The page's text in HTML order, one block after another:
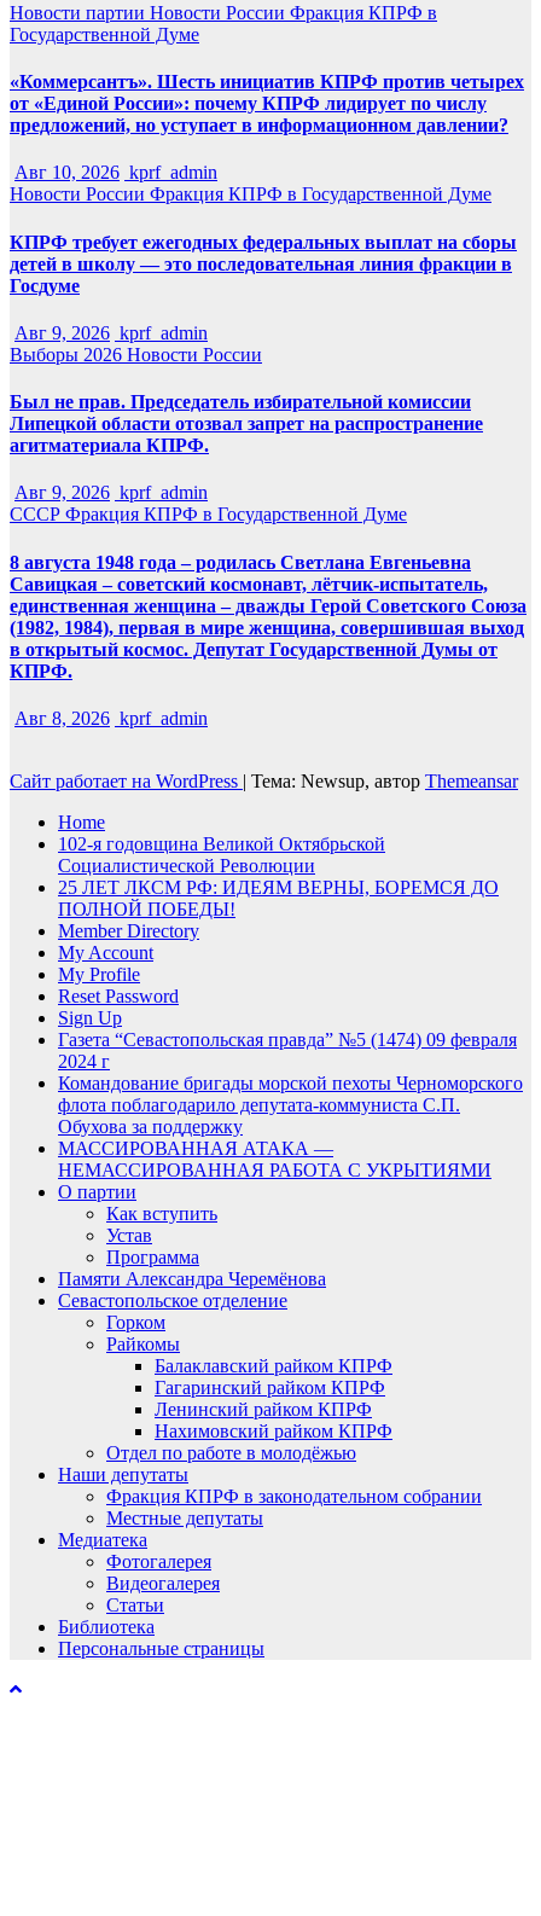
Новости партии Новости России Фракция КПРФ в
Государственной Думе
«Коммерсантъ». Шесть инициатив КПРФ против четырех
от «Единой России»: почему КПРФ лидирует по числу
предложений, но уступает в информационном давлении?
Авг 10, 2026 kprf_admin
Новости России Фракция КПРФ в Государственной Думе
КПРФ требует ежегодных федеральных выплат на сборы
детей в школу — это последовательная линия фракции в
Госдуме
Авг 9, 2026 kprf_admin
Выборы 2026 Новости России
Был не прав. Председатель избирательной комиссии
Липецкой области отозвал запрет на распространение
агитматериала КПРФ.
Авг 9, 2026 kprf_admin
СССР Фракция КПРФ в Государственной Думе
8 августа 1948 года – родилась Светлана Евгеньевна
Савицкая – советский космонавт, лётчик-испытатель,
единственная женщина – дважды Герой Советского Союза
(1982, 1984), первая в мире женщина, совершившая выход
в открытый космос. Депутат Государственной Думы от
КПРФ.
Авг 8, 2026 kprf_admin
Сайт работает на WordPress | Тема: Newsup, автор Themeansar
Home
102-я годовщина Великой Октябрьской
Социалистической Революции
25 ЛЕТ ЛКСМ РФ: ИДЕЯМ ВЕРНЫ, БОРЕМСЯ ДО
ПОЛНОЙ ПОБЕДЫ!
Member Directory
My Account
My Profile
Reset Password
Sign Up
Газета “Севастопольская правда” №5 (1474) 09 февраля
2024 г
Командование бригады морской пехоты Черноморского
флота поблагодарило депутата-коммуниста С.П.
Обухова за поддержку
МАССИРОВАННАЯ АТАКА —
НЕМАССИРОВАННАЯ РАБОТА С УКРЫТИЯМИ
О партии
Как вступить
Устав
Программа
Памяти Александра Черемёнова
Севастопольское отделение
Горком
Райкомы
Балаклавский райком КПРФ
Гагаринский райком КПРФ
Ленинский райком КПРФ
Нахимовский райком КПРФ
Отдел по работе в молодёжью
Наши депутаты
Фракция КПРФ в законодательном собрании
Местные депутаты
Медиатека
Фотогалерея
Видеогалерея
Статьи
Библиотека
Персональные страницы